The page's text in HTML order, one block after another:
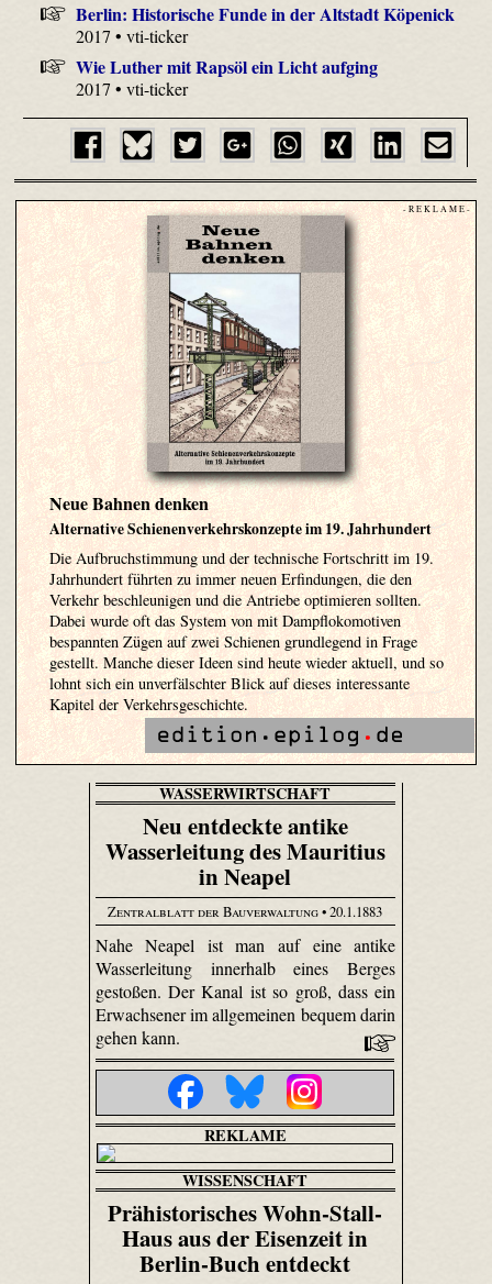
Berlin: Historische Funde in der Altstadt Köpenick
2017 • vti-ticker
Wie Luther mit Rapsöl ein Licht aufging
2017 • vti-ticker
- R E K L A M E -
Neue Bahnen denken
Alternative Schienenverkehrskonzepte im 19. Jahrhundert
Die Aufbruchstimmung und der technische Fortschritt im 19.
Jahrhundert führten zu immer neuen Erfindungen, die den
Verkehr beschleunigen und die Antriebe optimieren sollten.
Dabei wurde oft das System von mit Dampflokomotiven
bespannten Zügen auf zwei Schienen grundlegend in Frage
gestellt. Manche dieser Ideen sind heute wieder aktuell, und so
lohnt sich ein unverfälschter Blick auf dieses interessante
Kapitel der Verkehrsgeschichte.
WASSERWIRTSCHAFT
Neu entdeckte antike
Wasserleitung des Mauritius
in Neapel
Zentralblatt der Bauverwaltung• 20.1.1883
Nahe Neapel ist man auf eine antike
Wasserleitung innerhalb eines Berges
gestoßen. Der Kanal ist so groß, dass ein
Erwachsener im allgemeinen bequem darin
gehen kann.
REKLAME
WISSENSCHAFT
Prähistorisches Wohn-Stall-
Haus aus der Eisenzeit in
Berlin-Buch entdeckt